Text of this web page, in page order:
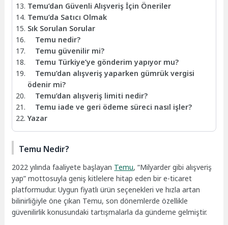
Temu’dan Güvenli Alışveriş İçin Öneriler
Temu’da Satıcı Olmak
Sık Sorulan Sorular
Temu nedir?
Temu güvenilir mi?
Temu Türkiye’ye gönderim yapıyor mu?
Temu’dan alışveriş yaparken gümrük vergisi
ödenir mi?
Temu’dan alışveriş limiti nedir?
Temu iade ve geri ödeme süreci nasıl işler?
Yazar
Temu Nedir?
2022 yılında faaliyete başlayan Temu, “Milyarder gibi alışveriş
yap” mottosuyla geniş kitlelere hitap eden bir e-ticaret
platformudur. Uygun fiyatlı ürün seçenekleri ve hızla artan
bilinirliğiyle öne çıkan Temu, son dönemlerde özellikle
güvenilirlik konusundaki tartışmalarla da gündeme gelmiştir.